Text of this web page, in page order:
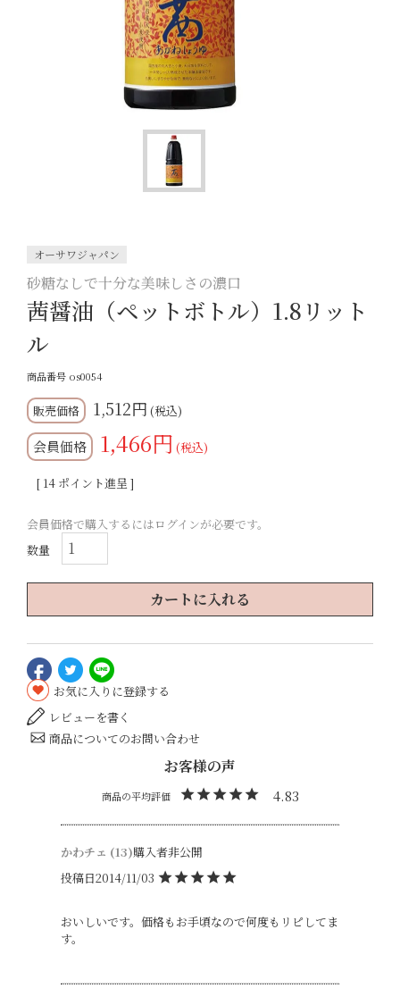
オーサワジャパン
砂糖なしで十分な美味しさの濃口
茜醤油（ペットボトル）1.8リット
ル
商品番号 os0054
1,512 税込
会員価格 1,466 税込
[ 14 ポイント進呈 ]
会員価格で購入するにはログインが必要です。
カートに入れる
お気に入りに登録する
レビューを書く
商品についてのお問い合わせ
4.83
かわチェ 13 購入者非公開
投稿日2014/11/03
おいしいです。価格もお手頃なので何度もリピしてま
す。